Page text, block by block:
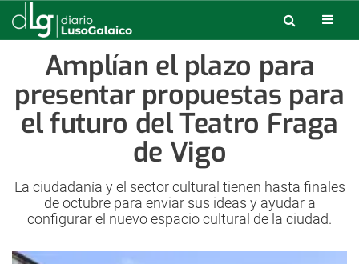
Amplían el plazo para
presentar propuestas para
el futuro del Teatro Fraga
de Vigo
La ciudadanía y el sector cultural tienen hasta finales
de octubre para enviar sus ideas y ayudar a
configurar el nuevo espacio cultural de la ciudad.